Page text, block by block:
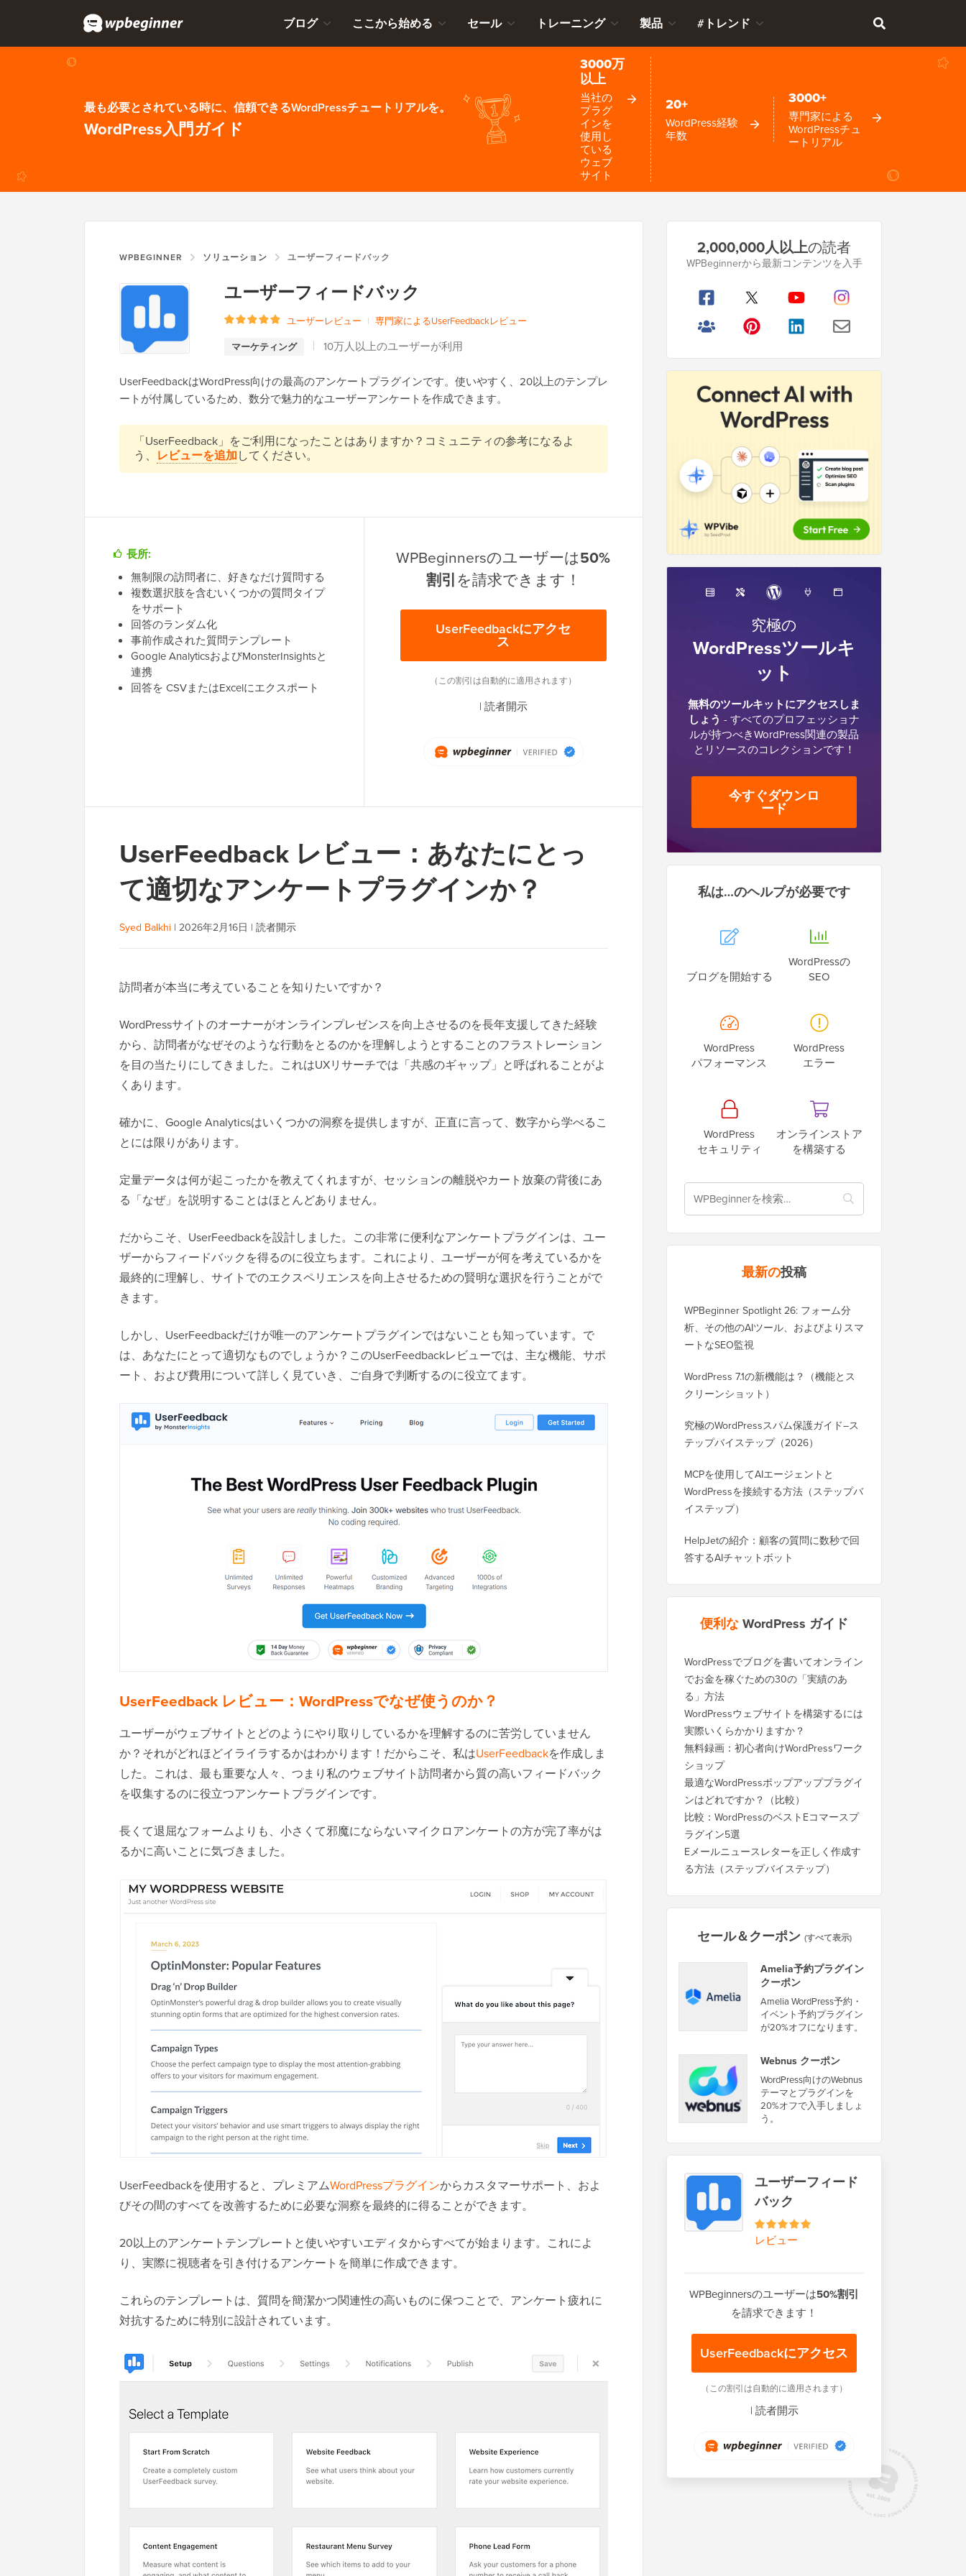
ブログ ここから始める セール トレーニング 製品 #トレンド
最も必要とされている時に、信頼できるWordPressチュートリアルを。
WordPress入門ガイド
3000万
以上
当社の
プラグ
インを
使用し
ている
ウェブ
サイト
20+
WordPress経験
年数
3000+
専門家による
WordPressチュ
ートリアル
WPBEGINNER ソリューション ユーザーフィードバック
ユーザーフィードバック
ユーザーレビュー | 専門家によるUserFeedbackレビュー
マーケティング
10万人以上のユーザーが利用
UserFeedbackはWordPress向けの最高のアンケートプラグインです。使いやすく、20以上のテンプレ
ートが付属しているため、数分で魅力的なユーザーアンケートを作成できます。
「UserFeedback」をご利用になったことはありますか？コミュニティの参考になるよ
う、 レビューを追加してください。
長所:
無制限の訪問者に、好きなだけ質問する
複数選択肢を含むいくつかの質問タイプ
をサポート
回答のランダム化
事前作成された質問テンプレート
Google AnalyticsおよびMonsterInsightsと
連携
回答を CSVまたはExcelにエクスポート
WPBeginnersのユーザーは50%
割引を請求できます！
UserFeedbackにアクセ
ス
（この割引は自動的に適用されます）
| 読者開示
UserFeedback レビュー：あなたにとっ
て適切なアンケートプラグインか？
Syed Balkhi | 2026年2月16日 | 読者開示
訪問者が本当に考えていることを知りたいですか？
WordPressサイトのオーナーがオンラインプレゼンスを向上させるのを長年支援してきた経験
から、訪問者がなぜそのような行動をとるのかを理解しようとすることのフラストレーション
を目の当たりにしてきました。これはUXリサーチでは「共感のギャップ」と呼ばれることがよ
くあります。
確かに、Google Analyticsはいくつかの洞察を提供しますが、正直に言って、数字から学べるこ
とには限りがあります。
定量データは何が起こったかを教えてくれますが、セッションの離脱やカート放棄の背後にあ
る「なぜ」を説明することはほとんどありません。
だからこそ、UserFeedbackを設計しました。この非常に便利なアンケートプラグインは、ユー
ザーからフィードバックを得るのに役立ちます。これにより、ユーザーが何を考えているかを
最終的に理解し、サイトでのエクスペリエンスを向上させるための賢明な選択を行うことがで
きます。
しかし、UserFeedbackだけが唯一のアンケートプラグインではないことも知っています。で
は、あなたにとって適切なものでしょうか？このUserFeedbackレビューでは、主な機能、サポ
ート、および費用について詳しく見ていき、ご自身で判断するのに役立てます。
UserFeedback レビュー：WordPressでなぜ使うのか？
ユーザーがウェブサイトとどのようにやり取りしているかを理解するのに苦労していません
か？それがどれほどイライラするかはわかります！だからこそ、私はUserFeedbackを作成しま
した。これは、最も重要な人々、つまり私のウェブサイト訪問者から質の高いフィードバック
を収集するのに役立つアンケートプラグインです。
長くて退屈なフォームよりも、小さくて邪魔にならないマイクロアンケートの方が完了率がは
るかに高いことに気づきました。
UserFeedbackを使用すると、プレミアムWordPressプラグインからカスタマーサポート、およ
びその間のすべてを改善するために必要な洞察を最終的に得ることができます。
20以上のアンケートテンプレートと使いやすいエディタからすべてが始まります。これによ
り、実際に視聴者を引き付けるアンケートを簡単に作成できます。
これらのテンプレートは、質問を簡潔かつ関連性の高いものに保つことで、アンケート疲れに
対抗するために特別に設計されています。
サ
ー
2,000,000人以上の読者
WPBeginnerから最新コンテンツを入手
究極の
WordPressツールキ
ット
無料のツールキットにアクセスしま
しょう - すべてのプロフェッショナ
ルが持つべきWordPress関連の製品
とリソースのコレクションです！
今すぐダウンロ
ード
私は…のヘルプが必要です
ブログを開始する
WordPressの
SEO
WordPress
パフォーマンス
WordPress
エラー
WordPress
セキュリティ
オンラインストア
を構築する
最新の投稿
WPBeginner Spotlight 26: フォーム分
析、その他のAIツール、およびよりスマ
ートなSEO監視
WordPress 7.1の新機能は？（機能とス
クリーンショット）
究極のWordPressスパム保護ガイド–ス
テップバイステップ（2026）
MCPを使用してAIエージェントと
WordPressを接続する方法（ステップバ
イステップ）
HelpJetの紹介：顧客の質問に数秒で回
答するAIチャットボット
便利なWordPress ガイド
WordPressでブログを書いてオンライン
でお金を稼ぐための30の「実績のあ
る」方法
WordPressウェブサイトを構築するには
実際いくらかかりますか？
無料録画：初心者向けWordPressワーク
ショップ
最適なWordPressポップアッププラグイ
ンはどれですか？（比較）
比較：WordPressのベストEコマースプ
ラグイン5選
Eメールニュースレターを正しく作成す
る方法（ステップバイステップ）
セール＆クーポン (すべて表示)
Amelia予約プラグイン
クーポン
Amelia WordPress予約・
イベント予約プラグイン
が20%オフになります。
Webnus クーポン
WordPress向けのWebnus
テーマとプラグインを
20%オフで入手しましょ
う。
ユーザーフィード
バック
レビュー
WPBeginnersのユーザーは50%割引
を請求できます！
UserFeedbackにアクセス
（この割引は自動的に適用されます）
| 読者開示